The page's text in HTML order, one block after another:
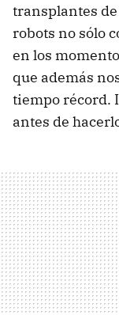
transplantes de
robots no sólo
en los
que además
tiempo récord.
antes de